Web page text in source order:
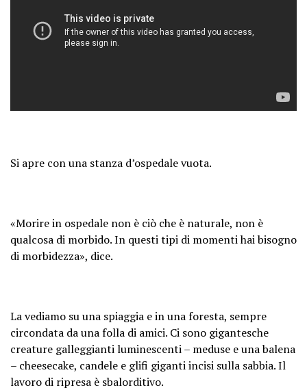
Si apre con una stanza d’ospedale vuota.
«Morire in ospedale non è ciò che è naturale, non è
qualcosa di morbido. In questi tipi di momenti hai bisogno
di morbidezza», dice.
La vediamo su una spiaggia e in una foresta, sempre
circondata da una folla di amici. Ci sono gigantesche
creature galleggianti luminescenti – meduse e una balena
– cheesecake, candele e glifi giganti incisi sulla sabbia. Il
lavoro di ripresa è sbalorditivo.